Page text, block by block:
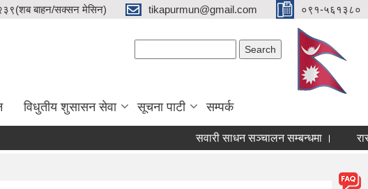
बाहन/सक्सन मेसिन) tikapurmun@gmail.com ०९१-५६१३८०
विधुतीय शुसासन सेवा सूचना पाटी सम्पर्क
सवारी साधन सञ्चालन सम्बन्धमा ।